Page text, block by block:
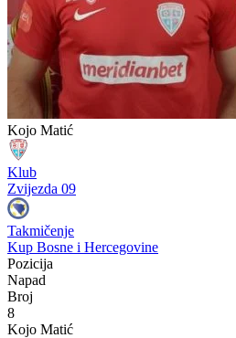
Kojo Matić
Klub
Zvijezda 09
Takmičenje
Kup Bosne i Hercegovine
Pozicija
Napad
Broj
8
Kojo Matić